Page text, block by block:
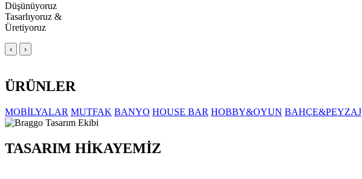
Düşünüyoruz
Tasarlıyoruz &
Üretiyoruz
‹ ›
ÜRÜNLER
MOBİLYALAR MUTFAK BANYO HOUSE BAR HOBBY&OYUN BAHÇE&PEYZAJ
TASARIM HİKAYEMİZ